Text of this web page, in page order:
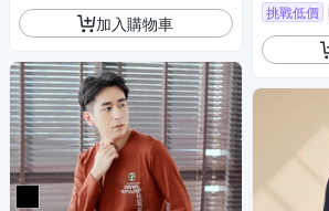
加入購物車 挑戰低價